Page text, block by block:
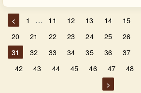
< 1 … 11 12 13 14 15
20
21 22 23 24 25 26
31
32 33 34 35 36 37
42
43 44 45 46 47 48
>